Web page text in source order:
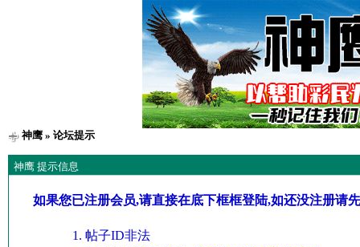
神鹰» 论坛提示
神鹰 提示信息
如果您已注册会员,请直接在底下框框登陆,如还没注册请
帖子ID非法